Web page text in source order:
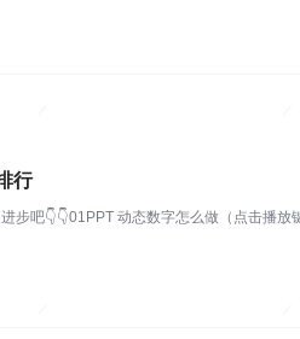
行
吧👇👇01PPT 动态数字怎么做（点击播放